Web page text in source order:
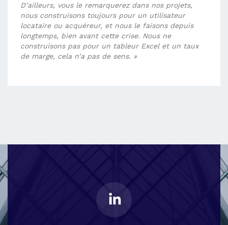
D’ailleurs, vous le remarquerez dans nos projets,
nous construisons toujours pour un utilisateur
locataire ou acquéreur, et nous le faisons depuis
longtemps, bien avant cette crise. Nous ne
construisons pas pour un tableur Excel et un taux
de marge, cela n’a pas de sens. »